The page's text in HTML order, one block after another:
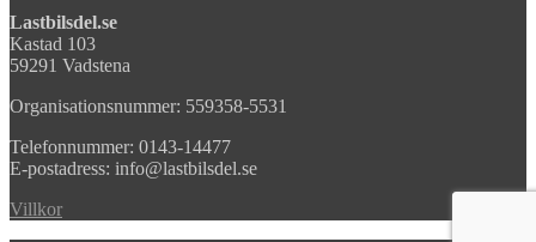
Lastbilsdel.se
Kastad 103
59291 Vadstena
Organisationsnummer: 559358-5531
Telefonnummer: 0143-14477
E-postadress: info@lastbilsdel.se
Villkor